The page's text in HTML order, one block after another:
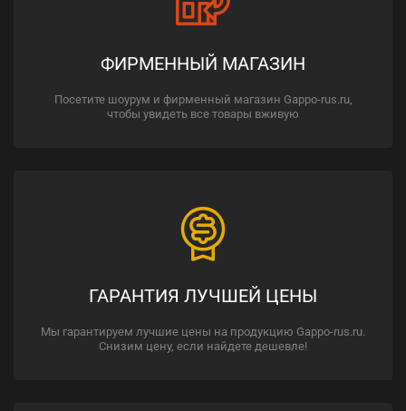
ФИРМЕННЫЙ МАГАЗИН
Посетите шоурум и фирменный магазин Gappo-rus.ru,
чтобы увидеть все товары вживую
ГАРАНТИЯ ЛУЧШЕЙ ЦЕНЫ
Мы гарантируем лучшие цены на продукцию Gappo-rus.ru.
Снизим цену, если найдете дешевле!